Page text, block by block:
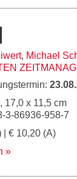
, Michael
17,0 x 11,5 cm
3-86936-958-7
| € 10,20 (A)